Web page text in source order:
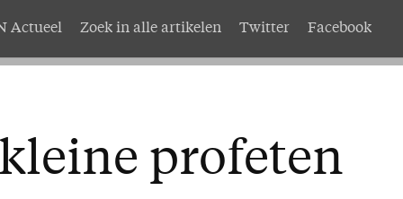
Adreswijziging
Nabestellen
Actueel Zoek in alle artikelen Twitter Facebook
profeten